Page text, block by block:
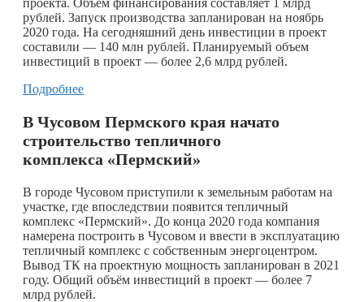
рублей. Запуск производства запланирован на ноябрь
2020 года. На сегодняшний день инвестиции в проект
составили — 140 млн рублей. Планируемый объем
инвестиций в проект — более 2,6 млрд рублей.
Подробнее
В Чусовом Пермского края начато
строительство тепличного
комплекса «Пермский»
В городе Чусовом приступили к земельным работам на
участке, где впоследствии появится тепличный
комплекс «Пермский». До конца 2020 года компания
намерена построить в Чусовом и ввести в эксплуатацию
тепличный комплекс с собственным энергоцентром.
Вывод ТК на проектную мощность запланирован в 2021
году. Общий объём инвестиций в проект — более 7
млрд рублей.